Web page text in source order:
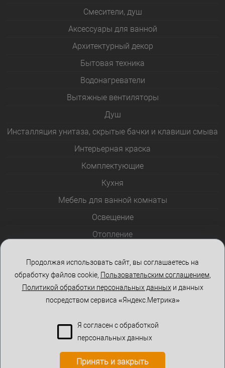
Смесители, душ
Аксессуары для ванной
Архитектурный декор
Бытовая техника
Водонагреватели
Вытяжные вентиляторы
Душ
Инсталляция унитаза, скрытые бачки и клавиши смыва
Интерьерная краска
Комплектующие
Кухня
Мебель для ванной комнаты
Освещение
Отопление
Розетки и выключатели
Стеклоблоки
Столы и стулья
Продолжая использовать сайт, вы соглашаетесь на
обработку файлов cookie, Пользовательским соглашением,
Политикой обработки персональных данных и данных
посредством сервиса «Яндекс.Метрика»
Я согласен с обработкой
персональных данных
Принять и закрыть